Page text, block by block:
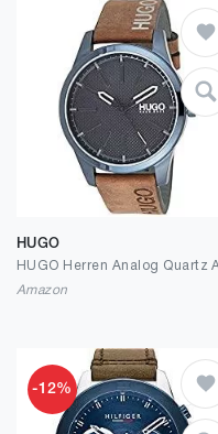
HUGO
Amazon
-12%